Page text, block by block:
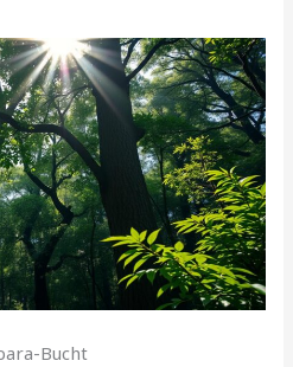
Bucht